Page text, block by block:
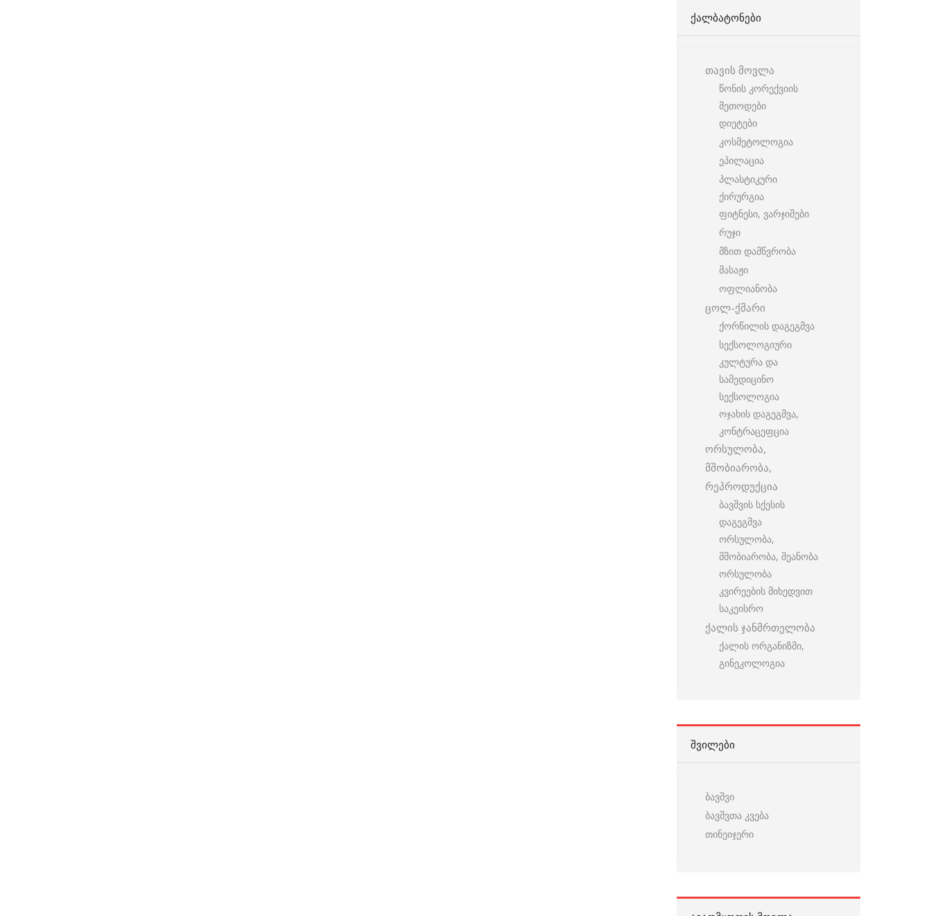
ᲥᲐᲚᲑᲐᲢᲝᲜᲔᲑᲘ
თავის მოვლა
წონის კორექვიის
მეთოდები
დიეტები
კოსმეტოლოგია
ეპილაცია
პლასტიკური
ქირურგია
ფიტნესი, ვარჯიშები
რუჯი
მზით დამწვრობა
მასაჟი
ოფლიანობა
ცოლ-ქმარი
ქორწილის დაგეგმვა
სექსოლოგიური
კულტურა და
სამედიცინო
სექსოლოგია
ოჯახის დაგეგმვა,
კონტრაცეფცია
ორსულობა,
მშობიარობა,
რეპროდუქცია
ბავშვის სქესის
დაგეგმვა
ორსულობა,
მშობიარობა, მეანობა
ორსულობა
კვირეების მიხედვით
საკეისრო
ქალის ჯანმრთელობა
ქალის ორგანიზმი,
გინეკოლოგია
ᲨᲕᲘᲚᲔᲑᲘ
ბავშვი
ბავშვთა კვება
თინეიჯერი